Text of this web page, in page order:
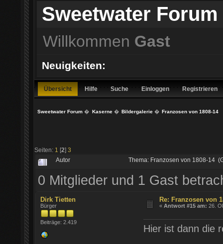
Sweetwater Forum
Willkommen Gast
Neuigkeiten:
Übersicht Hilfe Suche Einloggen Registrieren
Sweetwater Forum � Kaserne� Bildergalerie� Franzosen von 1808-14
Seiten: 1 [2] 3
Autor Thema: Franzosen von 1808-14
0 Mitglieder und 1 Gast
Dirk Tietten
Bürger
Beiträge: 2.419
Re: Franzosen von
«Antwort #15 am: 26.
Hier ist dann die